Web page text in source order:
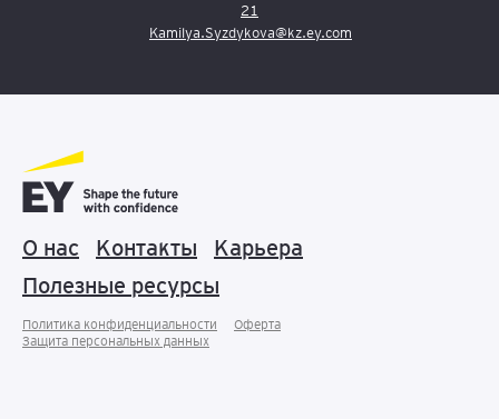
21
Kamilya.Syzdykova@kz.ey.com
О нас Контакты
Карьера
Полезные ресурсы
Политика конфиденциальности
Оферта
Защита персональных данныx